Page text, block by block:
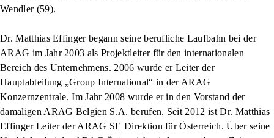
Wendler (59).
Dr. Matthias Effinger begann seine berufliche Laufbahn bei der
ARAG im Jahr 2003 als Projektleiter für den internationalen
Bereich des Unternehmens. 2006 wurde er Leiter der
Hauptabteilung „Group International“ in der ARAG
Konzernzentrale. Im Jahr 2008 wurde er in den Vorstand der
damaligen ARAG Belgien S.A. berufen. Seit 2012 ist Dr. Matthias
Effinger Leiter der ARAG SE Direktion für Österreich. Über seine